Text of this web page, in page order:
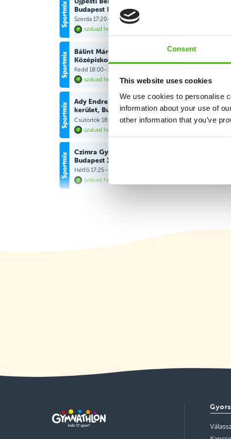
Consent
This website uses cookies
We use cookies to personalise
information about your use of
other information that you’ve
Budapest IV. kerület
Szerda 17:20–18:20
szabad helyek
Bálint Márton Általános és
Középiskola, Törökbálint
Kedd 18:00–19:00
szabad helyek
Ady Endre Általános Iskola XVIII.
kerület, Budapest XVIII. kerület
Csütörtök 18:00–19:00
szabad helyek
Részletek
Czimra Gyula Általános Iskola,
Budapest XVII. kerület
Hétfő 17:25–18:25
szabad helyek
Ritsmann Pál Német Nemzetiségi
Szolnoki SZC Pálfy-Vízügyi
Technikum
Kedd 17:00–18:00